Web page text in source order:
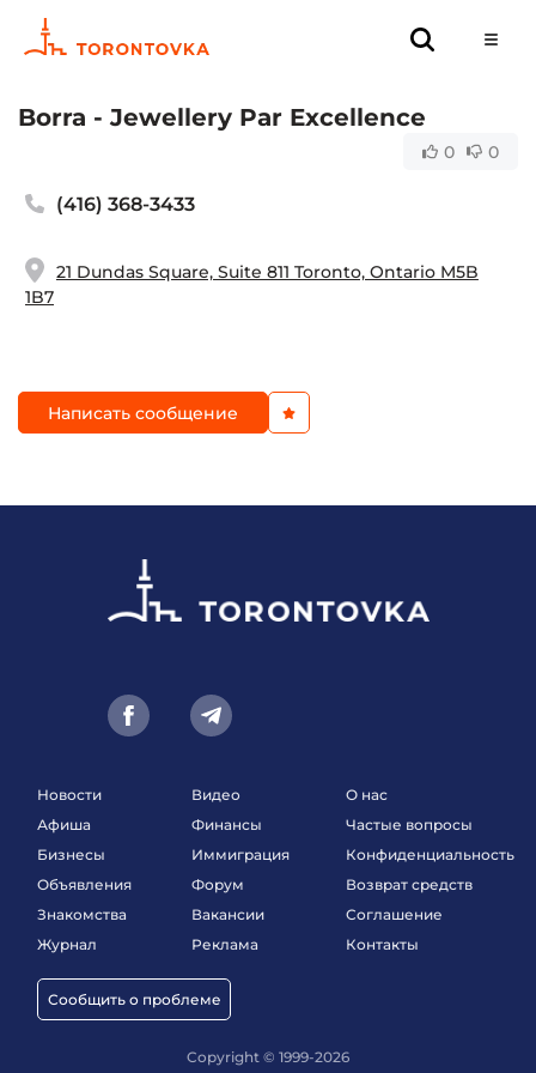
Borra - Jewellery Par Excellence
0 0
(416) 368-3433
21 Dundas Square, Suite 811 Toronto, Ontario M5B
1B7
Написать сообщение
Новости
Афиша
Бизнесы
Объявления
Знакомства
Журнал
Сообщить о проблеме
Видео
Финансы
Иммиграция
Форум
Вакансии
Реклама
О нас
Частые вопросы
Конфиденциальность
Возврат средств
Соглашение
Контакты
Copyright © 1999-2026